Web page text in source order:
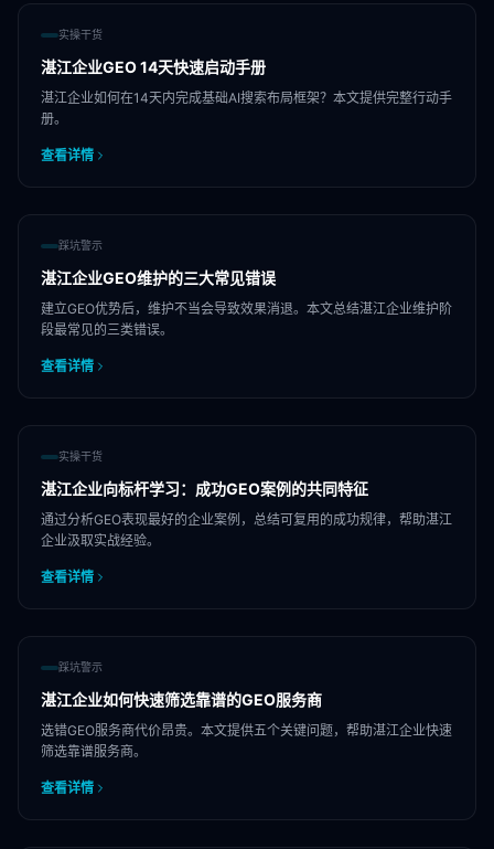
实操干货
湛江企业GEO 14天快速启动手册
湛江企业如何在14天内完成基础AI搜索布局框架？本文提供完整行动手
册。
查看详情
踩坑警示
湛江企业GEO维护的三大常见错误
建立GEO优势后，维护不当会导致效果消退。本文总结湛江企业维护阶
段最常见的三类错误。
查看详情
实操干货
湛江企业向标杆学习：成功GEO案例的共同特征
通过分析GEO表现最好的企业案例，总结可复用的成功规律，帮助湛江
企业汲取实战经验。
查看详情
踩坑警示
湛江企业如何快速筛选靠谱的GEO服务商
选错GEO服务商代价昂贵。本文提供五个关键问题，帮助湛江企业快速
筛选靠谱服务商。
查看详情